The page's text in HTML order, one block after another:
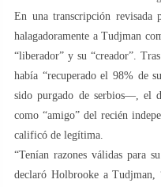
En una transcripción revisada
halagadoramente a Tudjman
“liberador” y su “creador”.
había “recuperado el 98% de
sido purgado de serbios—, el
como “amigo” del recién
calificó de legítima.
“Tenían razones válidas para
declaró Holbrooke a Tudjman,